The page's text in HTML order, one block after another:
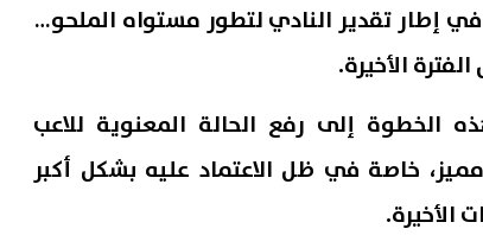
حتى عام 2029، وذلك في إطار تقدير النادي لتطور مستواه الملحوظ
الأخيرة.
الخطوة إلى رفع الحالة المعنوية للاعب
خاصة في ظل الاعتماد عليه بشكل أكبر
الأخيرة.